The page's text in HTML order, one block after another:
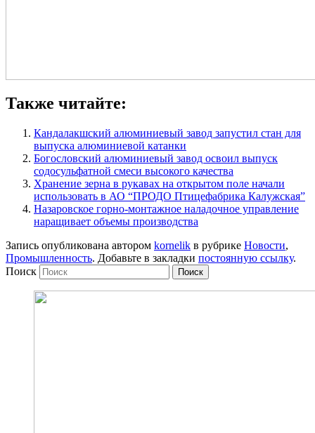
Также читайте:
Кандалакшский алюминиевый завод запустил стан для
выпуска алюминиевой катанки
Богословский алюминиевый завод освоил выпуск
содосульфатной смеси высокого качества
Хранение зерна в рукавах на открытом поле начали
использовать в АО “ПРОДО Птицефабрика Калужская”
Назаровское горно-монтажное наладочное управление
наращивает объемы производства
Запись опубликована автором kornelik в рубрике Новости,
Промышленность. Добавьте в закладки постоянную ссылку.
Поиск